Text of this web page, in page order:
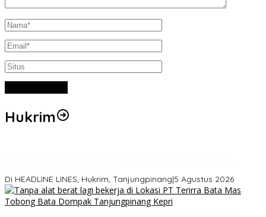
Hukrim
Di HEADLINE LINES, Hukrim, Tanjungpinang|5 Agustus 2026